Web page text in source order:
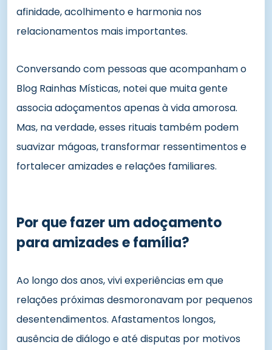
afinidade, acolhimento e harmonia nos
relacionamentos mais importantes.
Conversando com pessoas que acompanham o
Blog Rainhas Místicas, notei que muita gente
associa adoçamentos apenas à vida amorosa.
Mas, na verdade, esses rituais também podem
suavizar mágoas, transformar ressentimentos e
fortalecer amizades e relações familiares.
Por que fazer um adoçamento
para amizades e família?
Ao longo dos anos, vivi experiências em que
relações próximas desmoronavam por pequenos
desentendimentos. Afastamentos longos,
ausência de diálogo e até disputas por motivos